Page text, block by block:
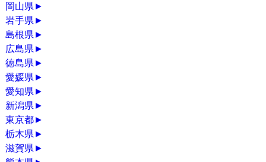
岡山県 ►
岩手県 ►
島根県 ►
広島県 ►
徳島県 ►
愛媛県 ►
愛知県 ►
新潟県 ►
東京都►
栃木県 ►
滋賀県 ►